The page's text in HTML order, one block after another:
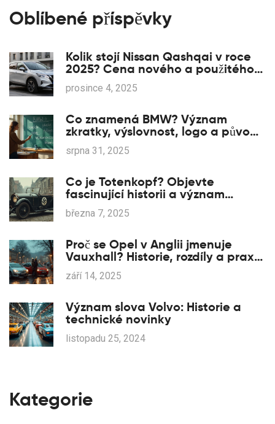
Oblíbené příspěvky
Kolik stojí Nissan Qashqai v roce
2025? Cena nového a použitého
modelu
prosince 4, 2025
Co znamená BMW? Význam
zkratky, výslovnost, logo a původ
jména
srpna 31, 2025
Co je Totenkopf? Objevte
fascinující historii a význam
tohoto symbolu
března 7, 2025
Proč se Opel v Anglii jmenuje
Vauxhall? Historie, rozdíly a praxe
2025
září 14, 2025
Význam slova Volvo: Historie a
technické novinky
listopadu 25, 2024
Kategorie